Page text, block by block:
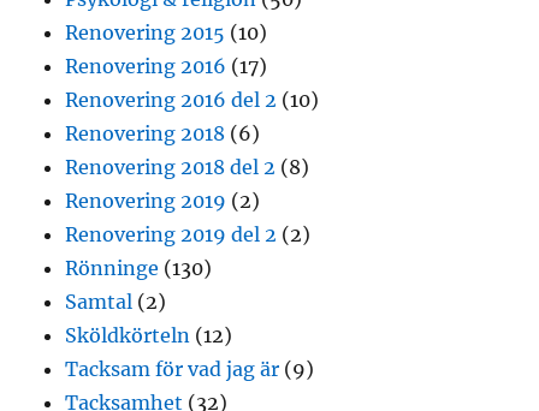
Renovering 2015 (10)
Renovering 2016 (17)
Renovering 2016 del 2 (10)
Renovering 2018 (6)
Renovering 2018 del 2 (8)
Renovering 2019 (2)
Renovering 2019 del 2 (2)
Rönninge (130)
Samtal (2)
Sköldkörteln (12)
Tacksam för vad jag är (9)
Tacksamhet (32)